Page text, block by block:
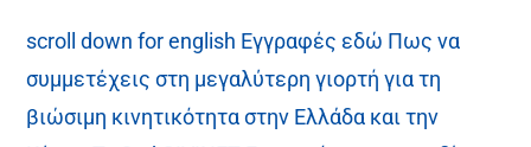
scroll down for english Εγγραφές εδώ Πως να
συμμετέχεις στη μεγαλύτερη γιορτή για τη
βιώσιμη κινητικότητα στην Ελλάδα και την